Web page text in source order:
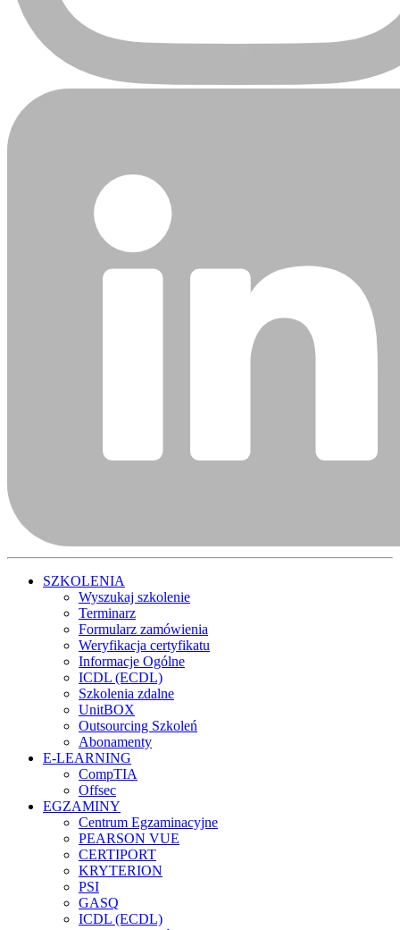
SZKOLENIA
Wyszukaj szkolenie
Terminarz
Formularz zamówienia
Weryfikacja certyfikatu
Informacje Ogólne
ICDL (ECDL)
Szkolenia zdalne
UnitBOX
Outsourcing Szkoleń
Abonamenty
E-LEARNING
CompTIA
Offsec
EGZAMINY
Centrum Egzaminacyjne
PEARSON VUE
CERTIPORT
KRYTERION
PSI
GASQ
ICDL (ECDL)